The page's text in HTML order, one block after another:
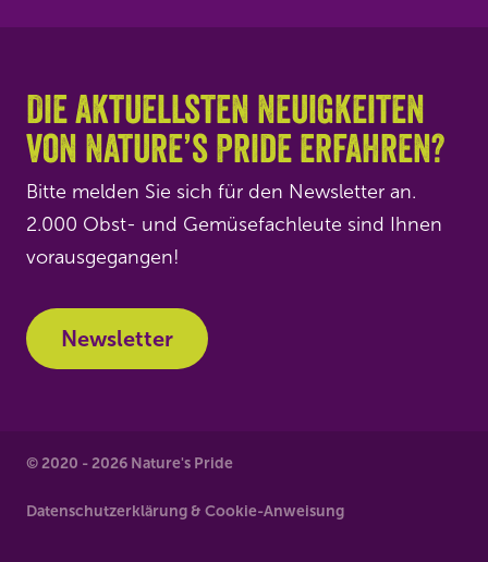
Die aktuellsten Neuigkeiten
von Nature’s Pride erfahren?
Bitte melden Sie sich für den Newsletter an.
2.000 Obst- und Gemüsefachleute sind Ihnen
vorausgegangen!
Newsletter
© 2020 - 2026 Nature's Pride
Datenschutzerklärung & Cookie-Anweisung